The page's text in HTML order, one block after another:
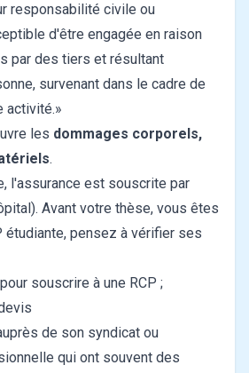
responsabilité civile ou
d'être engagée en raison
par des tiers et résultant
survenant dans le cadre de
activité.»
les dommages corporels,
.
l'assurance est souscrite par
Avant votre thèse, vous êtes
étudiante, pensez à vérifier ses
souscrire à une RCP ;
de son syndicat ou
qui ont souvent des